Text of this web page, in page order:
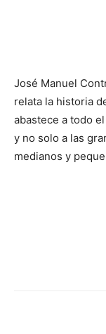
José Manuel
relata la historia
abastece a todo
y no solo a las
medianos y